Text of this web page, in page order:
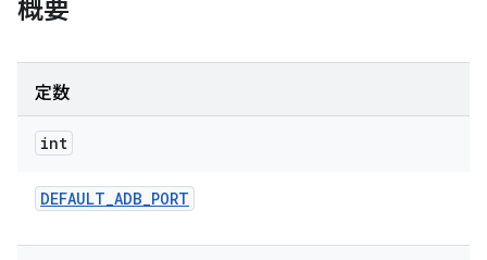
概要
定数
int
DEFAULT_ADB_PORT